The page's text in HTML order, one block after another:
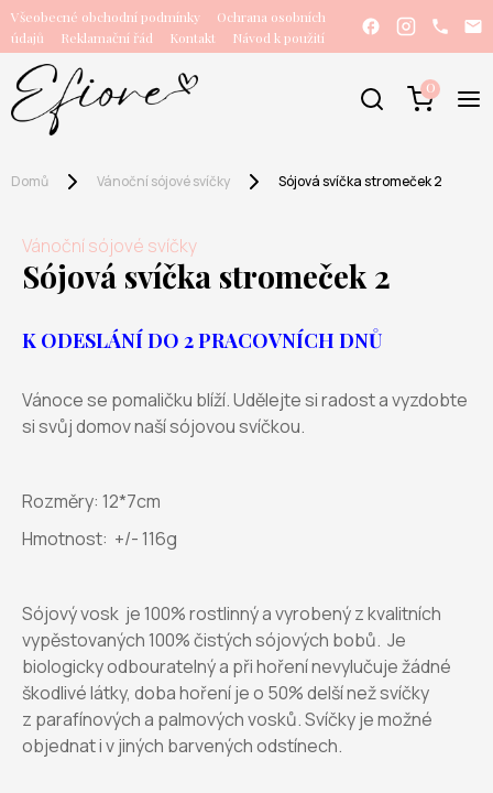
Všeobecné obchodní podmínky
Ochrana osobních
údajů
Reklamační řád Kontakt Návod k použití
0
Domů Vánoční sójové svíčky Sójová svíčka stromeček 2
Vánoční sójové svíčky
Sójová svíčka stromeček 2
K ODESLÁNÍ DO 2 PRACOVNÍCH DNŮ
Vánoce se pomaličku blíží. Udělejte si radost a vyzdobte
si svůj domov naší sójovou svíčkou.
Rozměry: 12*7cm
Hmotnost: +/- 116g
Sójový vosk je 100% rostlinný a vyrobený z kvalitních
vypěstovaných 100% čistých sójových bobů. Je
biologicky odbouratelný a při hoření nevylučuje žádné
škodlivé látky, doba hoření je o 50% delší než svíčky
z parafínových a palmových vosků. Svíčky je možné
objednat i v jiných barvených odstínech.